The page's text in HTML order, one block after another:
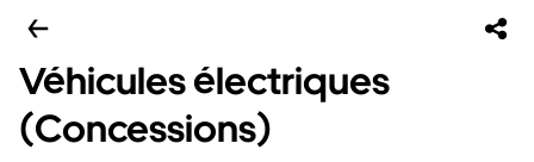
Véhicules électriques
(Concessions)